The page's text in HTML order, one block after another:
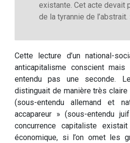
existante. Cet acte devait
de la tyrannie de l’abstrait.
Cette lecture d’un national-
anticapitalisme conscient
entendu pas une seconde.
distinguait de manière très claire
(sous-entendu allemand et
accapareur » (sous-entendu
concurrence capitaliste
économique, si l’on omet les